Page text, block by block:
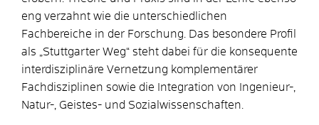
eng verzahnt wie die unterschiedlichen
Fachbereiche in der Forschung. Das besondere Profil
als „Stuttgarter Weg“ steht dabei für die konsequente
interdisziplinäre Vernetzung komplementärer
Fachdisziplinen sowie die Integration von Ingenieur-,
Natur-, Geistes- und Sozialwissenschaften.